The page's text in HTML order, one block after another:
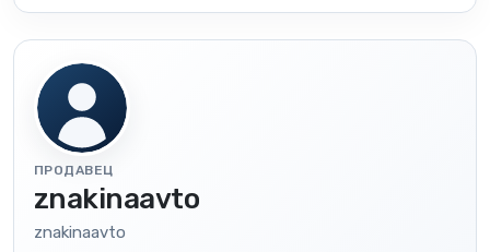
ПРОДАВЕЦ
znakinaavto
znakinaavto